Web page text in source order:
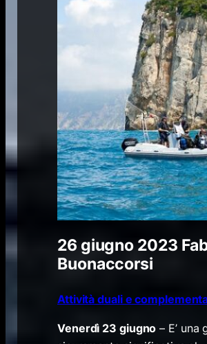
26 giugno 2023
Buonaccorsi
Attività duali e
Venerdì 23 giugno – E’ una